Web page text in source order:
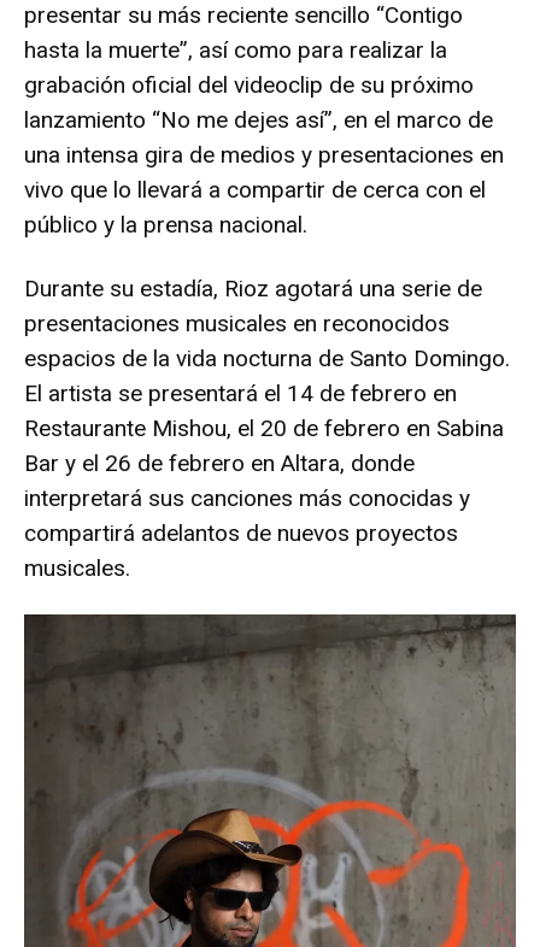
presentar su más reciente sencillo “Contigo
hasta la muerte”, así como para realizar la
grabación oficial del videoclip de su próximo
lanzamiento “No me dejes así”, en el marco de
una intensa gira de medios y presentaciones en
vivo que lo llevará a compartir de cerca con el
público y la prensa nacional.
Durante su estadía, Rioz agotará una serie de
presentaciones musicales en reconocidos
espacios de la vida nocturna de Santo Domingo.
El artista se presentará el 14 de febrero en
Restaurante Mishou, el 20 de febrero en Sabina
Bar y el 26 de febrero en Altara, donde
interpretará sus canciones más conocidas y
compartirá adelantos de nuevos proyectos
musicales.